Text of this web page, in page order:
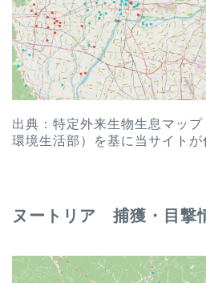
出典：特定外来生物生息マッ
環境生活部）を基に当サイトが
ヌートリア 捕獲・目撃